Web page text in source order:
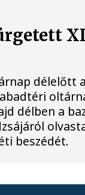
délelőtt
délben a
beszédét.